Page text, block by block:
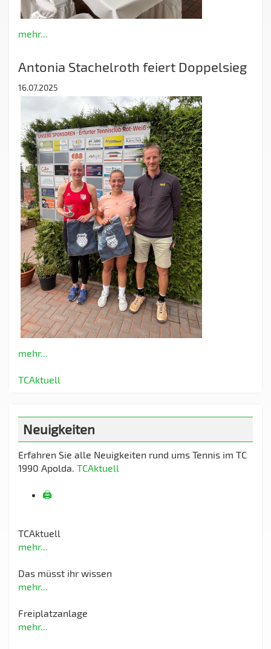
mehr...
Antonia Stachelroth feiert Doppelsieg
16.07.2025
mehr...
TCAktuell
Neuigkeiten
Erfahren Sie alle Neuigkeiten rund ums Tennis im TC
1990 Apolda. TCAktuell
🖨️
TCAktuell
mehr...
Das müsst ihr wissen
mehr...
Freiplatzanlage
mehr...